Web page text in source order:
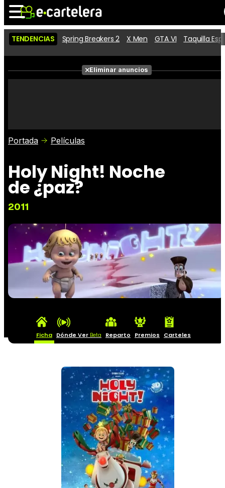
Noticias Cartelera
Películas
Críticas
TENDENCIAS Spring Breakers 2 X Men GTA VI Taquilla
Eliminar anuncios
Portada Películas
Holy Night! Noche
de ¿paz?
2011
Ficha Dónde Ver Beta Reparto Premios Carteles